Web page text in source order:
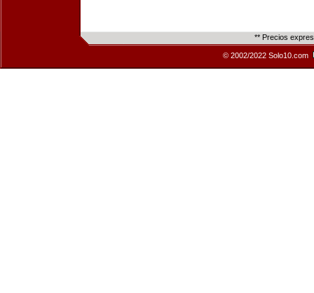
** Precios
© 2002/2022 Solo10.com